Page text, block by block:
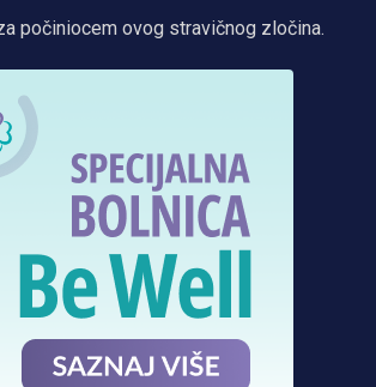
počiniocem ovog stravičnog zločina.